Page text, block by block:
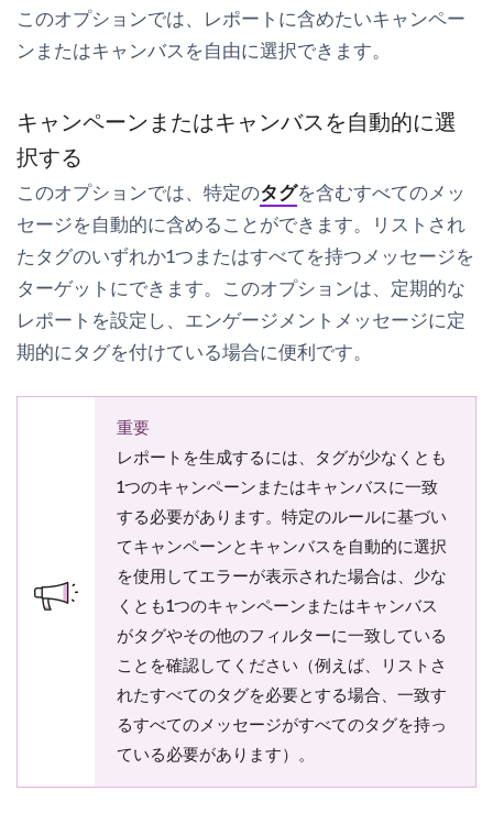
このオプションでは、レポートに含めたいキャンペー
ンまたはキャンバスを自由に選択できます。
キャンペーンまたはキャンバスを自動的に選
択する
このオプションでは、特定のタグを含むすべてのメッ
セージを自動的に含めることができます。リストされ
たタグのいずれか1つまたはすべてを持つメッセージを
ターゲットにできます。このオプションは、定期的な
レポートを設定し、エンゲージメントメッセージに定
期的にタグを付けている場合に便利です。
重要
レポートを生成するには、タグが少なくとも
1つのキャンペーンまたはキャンバスに一致
する必要があります。 特定のルールに基づい
てキャンペーンとキャンバスを自動的に選択
を使用してエラーが表示された場合は、少な
くとも1つのキャンペーンまたはキャンバス
がタグやその他のフィルターに一致している
ことを確認してください（例えば、リストさ
れたすべてのタグを必要とする場合、一致す
るすべてのメッセージがすべてのタグを持っ
ている必要があります）。